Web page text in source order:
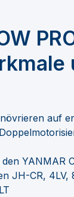
auf
YANMAR
JH-CR, 4LV,